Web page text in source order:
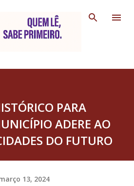
PARA
ADERE AO
DO FUTURO
13, 2024